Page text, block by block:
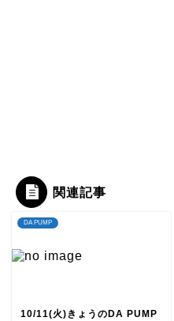
関連記事
DA PUMP
10/11(火)きょうのDA PUMP